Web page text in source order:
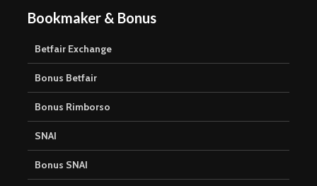
Bookmaker & Bonus
Betfair Exchange
Bonus Betfair
Bonus Rimborso
SNAI
Bonus SNAI